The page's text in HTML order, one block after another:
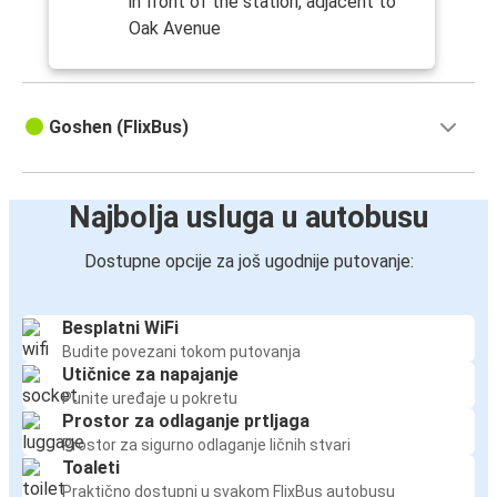
Oak Avenue
Goshen (FlixBus)
Najbolja usluga u autobusu
Dostupne opcije za još ugodnije putovanje:
Besplatni WiFi
Budite povezani tokom putovanja
Utičnice za napajanje
Punite uređaje u pokretu
Prostor za odlaganje prtljaga
Prostor za sigurno odlaganje ličnih stvari
Toaleti
Praktično dostupni u svakom FlixBus autobusu